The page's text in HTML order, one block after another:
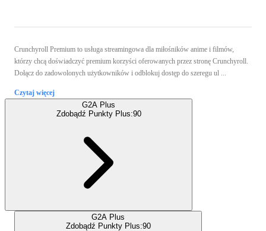
Crunchyroll Premium to usługa streamingowa dla miłośników anime i filmów,
którzy chcą doświadczyć premium korzyści oferowanych przez stronę Crunchyroll.
Dołącz do zadowolonych użytkowników i odblokuj dostęp do szeregu ul ...
Czytaj więcej
G2A Plus
Zdobądź Punkty Plus:90
G2A Plus
Zdobądź Punkty Plus:90